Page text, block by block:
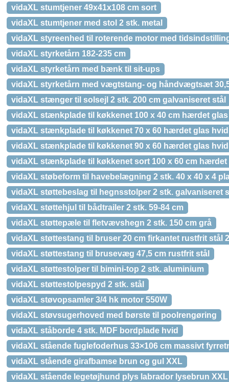
vidaXL stumtjener 49x41x108 cm sort
vidaXL stumtjener med stol 2 stk. metal
vidaXL styreenhed til roterende motor med
vidaXL styrketårn 182-235 cm
vidaXL styrketårn med bænk til sit-ups
vidaXL styrketårn med vægtstang- og håndvægtsæt
vidaXL stænger til solsejl 2 stk. 200 cm galvaniseret stål
vidaXL stænkplade til køkkenet 100 x 40 cm hærdet
vidaXL stænkplade til køkkenet 70 x 60 hærdet glas hvid
vidaXL stænkplade til køkkenet 90 x 60 hærdet glas hvid
vidaXL stænkplade til køkkenet sort 100 x 60 cm hærdet
vidaXL støbeform til havebelægning 2 stk. 40 x 40 x 4
vidaXL støttebeslag til hegnsstolper 2 stk. galvaniseret
vidaXL støttehjul til bådtrailer 2 stk. 59-84 cm
vidaXL støttepæle til fletvævshegn 2 stk. 150 cm grå
vidaXL støttestang til bruser 20 cm firkantet rustfrit stål
vidaXL støttestang til brusevæg 47,5 cm rustfrit stål
vidaXL støttestolper til bimini-top 2 stk. aluminium
vidaXL støttestolpespyd 2 stk. stål
vidaXL støvopsamler 3/4 hk motor 550W
vidaXL støvsugerhoved med børste til poolrengøring
vidaXL ståborde 4 stk. MDF bordplade hvid
vidaXL stående fuglefoderhus 33×106 cm massivt
vidaXL stående girafbamse brun og gul XXL
vidaXL stående legetøjhund plys labrador lysebrun XXL